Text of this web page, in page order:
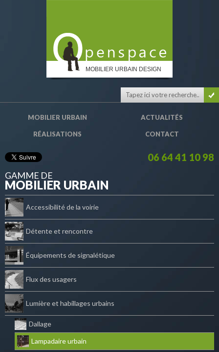
MOBILIER URBAIN DESIGN
MOBILIER URBAIN ACTUALITÉS
RÉALISATIONS CONTACT
06 64 41 10 98
GAMME DE
MOBILIER URBAIN
Accessibilité de la voirie
Détente et rencontre
Équipements de signalétique
Flux des usagers
Lumière et habillages urbains
Dallage
Lampadaire urbain